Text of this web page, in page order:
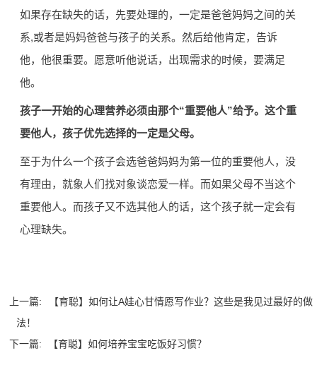
如果存在缺失的话，先要处理的，一定是爸爸妈妈之间的关
系,或者是妈妈爸爸与孩子的关系。然后给他肯定，告诉
他，他很重要。愿意听他说话，出现需求的时候，要满足
他。
孩子一开始的心理营养必须由那个“重要他人”给予。这个重
要他人，孩子优先选择的一定是父母。
至于为什么一个孩子会选爸爸妈妈为第一位的重要他人，没
有理由，就象人们找对象谈恋爱一样。而如果父母不当这个
重要他人。而孩子又不选其他人的话，这个孩子就一定会有
心理缺失。
上一篇:
【育聪】如何让A娃心甘情愿写作业？这些是我见过最好的做
法！
下一篇:
【育聪】如何培养宝宝吃饭好习惯？